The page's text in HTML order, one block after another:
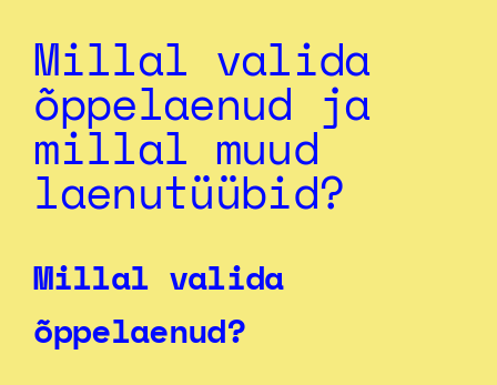
Millal valida
õppelaenud ja
millal muud
laenutüübid?
Millal valida
õppelaenud?